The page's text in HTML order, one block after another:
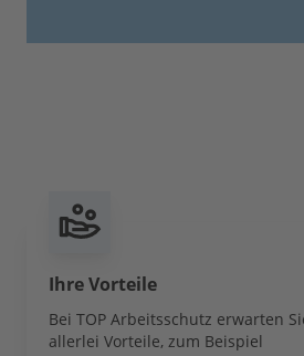
Ihre Vorteile
Bei TOP Arbeitsschutz erwarten
allerlei Vorteile, zum Beispiel